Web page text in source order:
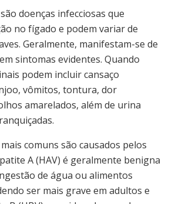
doenças infecciosas que
no fígado e podem variar de
Geralmente, manifestam-se de
sintomas evidentes. Quando
podem incluir cansaço
vômitos, tontura, dor
amarelados, além de urina
comuns são causados pelos
A (HAV) é geralmente benigna
de água ou alimentos
ser mais grave em adultos e